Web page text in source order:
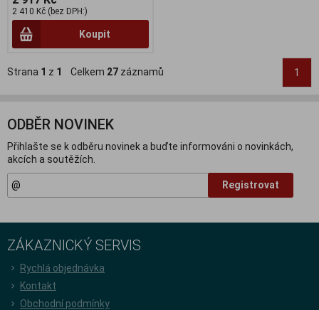
2 410 Kč (bez DPH:)
Koupit
Strana 1 z 1 Celkem 27 záznamů 1
ODBĚR NOVINEK
Přihlašte se k odběru novinek a buďte informováni o novinkách,
akcích a soutěžích.
Registrovat
ZÁKAZNICKÝ SERVIS
Rychlá objednávka
Kontakt
Obchodní podmínky